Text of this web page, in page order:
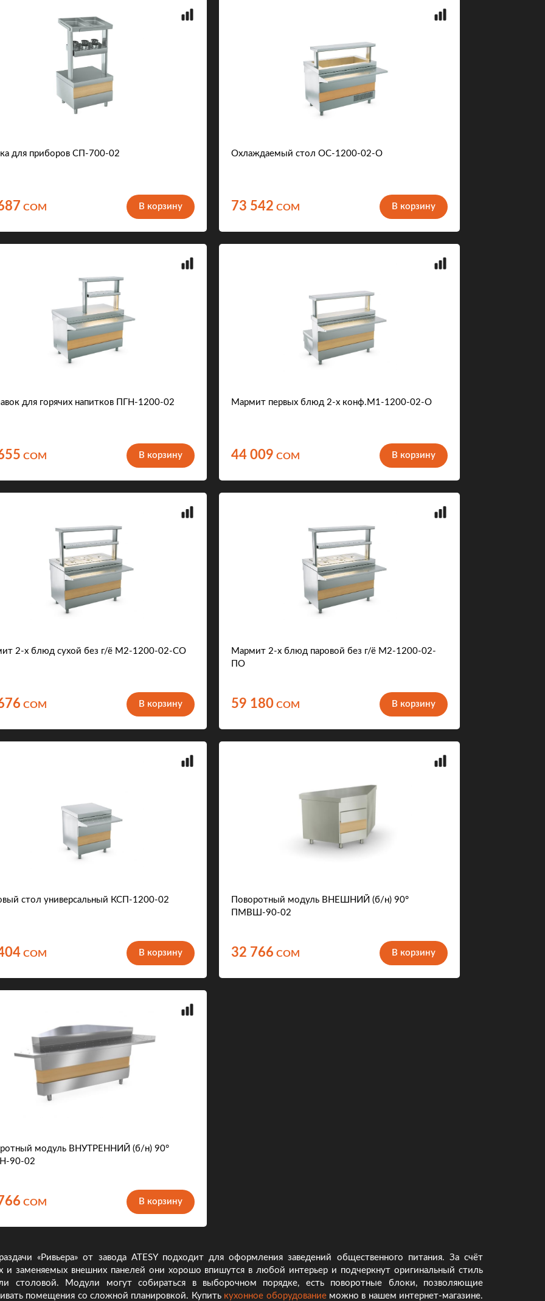
для приборов СП-700-02
COM В корзину
Охлаждаемый стол ОС-1200-02-О
73 542 COM В корзину
для горячих напитков ПГН-1200-02
COM В корзину
Мармит первых блюд 2-х конф.М1-1200-02-О
44 009 COM В корзину
2-х блюд сухой без г/ё М2-1200-02-СО
COM В корзину
Мармит 2-х блюд паровой без г/ё М2-1200-02-
ПО
59 180 COM В корзину
стол универсальный КСП-1200-02
COM В корзину
Поворотный модуль ВНЕШНИЙ (б/н) 90°
ПМВШ-90-02
32 766 COM В корзину
модуль ВНУТРЕННИЙ (б/н) 90°
90-02
COM В корзину
«Ривьера» от завода ATESY подходит для оформления заведений общественного питания. За счёт
и заменяемых внешних панелей они хорошо впишутся в любой интерьер и подчеркнут оригинальный стиль
столовой. Модули могут собираться в выборочном порядке, есть поворотные блоки, позволяющие
помещения со сложной планировкой. Купить кухонное оборудованиеможно в нашем интернет-магазине.